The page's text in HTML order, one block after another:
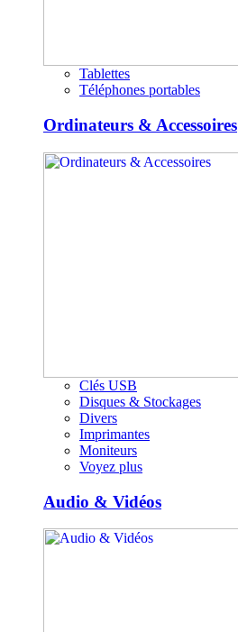
Tablettes
Téléphones portables
Ordinateurs & Accessoires
Clés USB
Disques & Stockages
Divers
Imprimantes
Moniteurs
Voyez plus
Audio & Vidéos